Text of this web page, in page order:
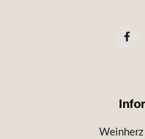
Weinherz